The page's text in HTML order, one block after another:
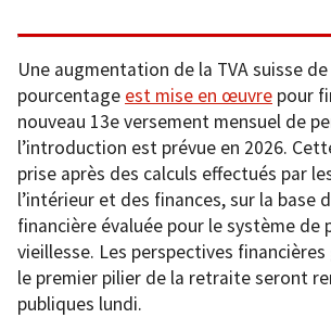
Une augmentation de la TVA suisse
pourcentage est mise en œuvre pour
nouveau 13e versement mensuel de
l’introduction est prévue en 2026.
prise après des calculs effectués par
l’intérieur et des finances, sur la base
financière évaluée pour le système de
vieillesse. Les perspectives
le premier pilier de la retraite seront
publiques lundi.